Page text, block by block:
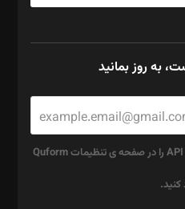
به روز بمانید
برای استفاده از ریکپچا بایستی کلید API را در صفحه ی تنظیمات Quform
کنید.